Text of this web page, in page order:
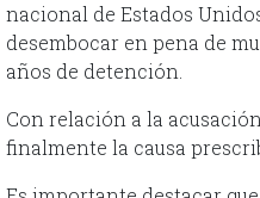
nacional de Estados
desembocar en pena de
años de detención.
Con relación a la
finalmente la causa